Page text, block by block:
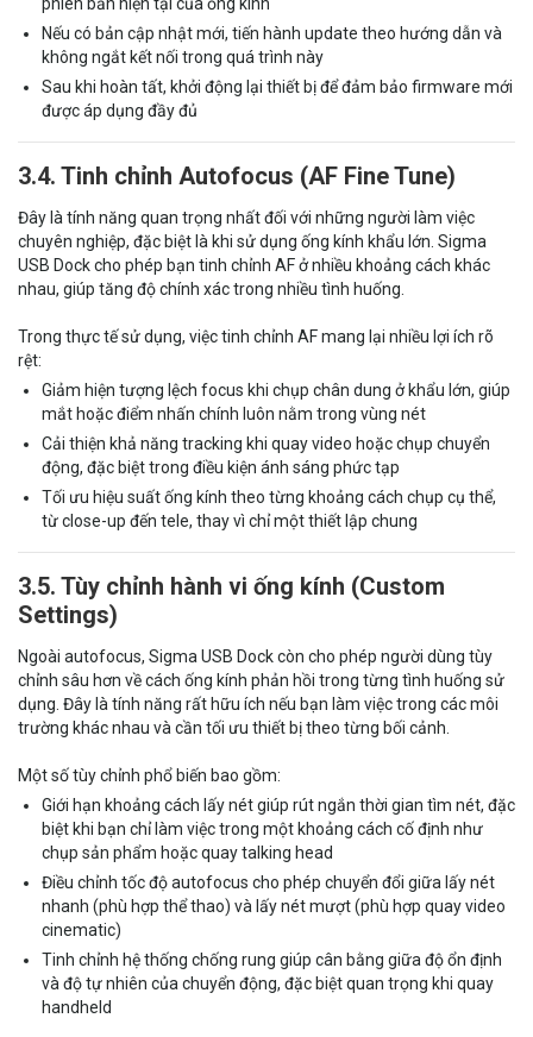
phiên bản hiện tại của ống kính
Nếu có bản cập nhật mới, tiến hành update theo hướng dẫn và
không ngắt kết nối trong quá trình này
Sau khi hoàn tất, khởi động lại thiết bị để đảm bảo firmware mới
được áp dụng đầy đủ
3.4. Tinh chỉnh Autofocus (AF Fine Tune)
Đây là tính năng quan trọng nhất đối với những người làm việc
chuyên nghiệp, đặc biệt là khi sử dụng ống kính khẩu lớn. Sigma
USB Dock cho phép bạn tinh chỉnh AF ở nhiều khoảng cách khác
nhau, giúp tăng độ chính xác trong nhiều tình huống.
Trong thực tế sử dụng, việc tinh chỉnh AF mang lại nhiều lợi ích rõ
rệt:
Giảm hiện tượng lệch focus khi chụp chân dung ở khẩu lớn, giúp
mắt hoặc điểm nhấn chính luôn nằm trong vùng nét
Cải thiện khả năng tracking khi quay video hoặc chụp chuyển
động, đặc biệt trong điều kiện ánh sáng phức tạp
Tối ưu hiệu suất ống kính theo từng khoảng cách chụp cụ thể,
từ close-up đến tele, thay vì chỉ một thiết lập chung
3.5. Tùy chỉnh hành vi ống kính (Custom
Settings)
Ngoài autofocus, Sigma USB Dock còn cho phép người dùng tùy
chỉnh sâu hơn về cách ống kính phản hồi trong từng tình huống sử
dụng. Đây là tính năng rất hữu ích nếu bạn làm việc trong các môi
trường khác nhau và cần tối ưu thiết bị theo từng bối cảnh.
Một số tùy chỉnh phổ biến bao gồm:
Giới hạn khoảng cách lấy nét giúp rút ngắn thời gian tìm nét, đặc
biệt khi bạn chỉ làm việc trong một khoảng cách cố định như
chụp sản phẩm hoặc quay talking head
Điều chỉnh tốc độ autofocus cho phép chuyển đổi giữa lấy nét
nhanh (phù hợp thể thao) và lấy nét mượt (phù hợp quay video
cinematic)
Tinh chỉnh hệ thống chống rung giúp cân bằng giữa độ ổn định
và độ tự nhiên của chuyển động, đặc biệt quan trọng khi quay
handheld